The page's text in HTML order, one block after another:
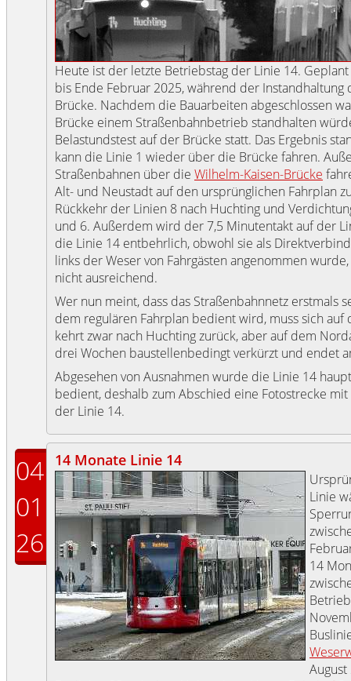
Heute ist der letzte Betriebstag der Linie 14.
bis Ende Februar 2025, während der
Brücke. Nachdem die Bauarbeiten abgeschlossen
Brücke einem Straßenbahnbetrieb standhalten
Belastundstest auf der Brücke statt. Das Ergebnis
kann die Linie 1 wieder über die Brücke fahren.
Straßenbahnen über die Wilhelm-Kaisen-Brücke
Alt- und Neustadt auf den ursprünglichen Fahrplan
Rückkehr der Linien 8 nach Huchting und
und 6. Außerdem wird der 7,5 Minutentakt auf der
die Linie 14 entbehrlich, obwohl sie als
links der Weser von Fahrgästen angenommen
nicht ausreichend.
Wer nun meint, dass das Straßenbahnnetz erstmals
dem regulären Fahrplan bedient wird, muss sich auf
kehrt zwar nach Huchting zurück, aber auf dem
drei Wochen baustellenbedingt verkürzt und endet
Abgesehen von Ausnahmen wurde die Linie 14
bedient, deshalb zum Abschied eine Fotostrecke
der Linie 14.
04
01
26
14 Monate Linie 14
Linie
14